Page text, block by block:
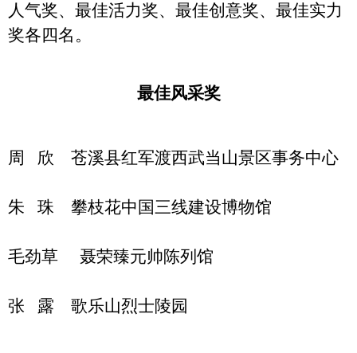
人气奖、最佳活力奖、最佳创意奖、最佳实力
奖各四名。
最佳风采奖
周 欣 苍溪县红军渡西武当山景区事务中心
朱 珠 攀枝花中国三线建设博物馆
毛劲草 聂荣臻元帅陈列馆
张 露 歌乐山烈士陵园